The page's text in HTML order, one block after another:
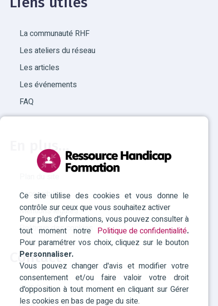
Ce site utilise des cookies et vous donne le
contrôle sur ceux que vous souhaitez activer
Pour plus d'informations, vous pouvez consulter à
tout moment notre Politique de confidentialité.
Pour paramétrer vos choix, cliquez sur le bouton
Personnaliser.
Vous pouvez changer d'avis et modifier votre
consentement et/ou faire valoir votre droit
d'opposition à tout moment en cliquant sur Gérer
les cookies en bas de page du site.
La communauté RHF
Les ateliers du réseau
Les articles
Les événements
FAQ
En plus...
Plan du site
Accessibilité
Mentions légales
Politique des cookies
Contact
RHF Paca